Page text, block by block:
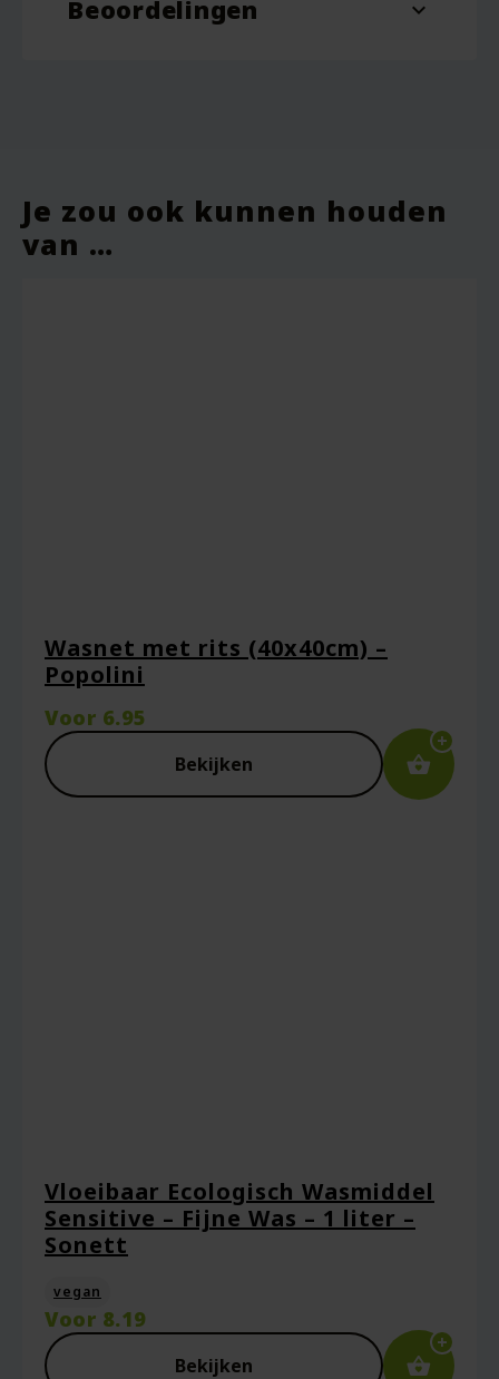
Beoordelingen expand_more
Je zou ook kunnen houden
van …
Wasnet met rits (40x40cm) –
Popolini
Voor 6.95
Bekijken
Vloeibaar Ecologisch Wasmiddel
Sensitive – Fijne Was – 1 liter –
Sonett
vegan
Voor 8.19
Bekijken